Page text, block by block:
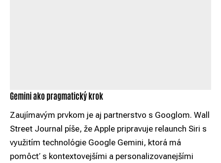
Gemini ako pragmatický krok
Zaujímavým prvkom je aj partnerstvo s Googlom. Wall
Street Journal píše, že Apple pripravuje relaunch Siri s
využitím technológie Google Gemini, ktorá má
pomôcť s kontextovejšími a personalizovanejšími